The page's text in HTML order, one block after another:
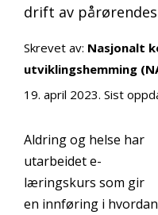
drift av
Skrevet av: Nasjonalt
utviklingshemming
19. april 2023. Sist
Aldring og helse har
utarbeidet e-
læringskurs som gir
en innføring i